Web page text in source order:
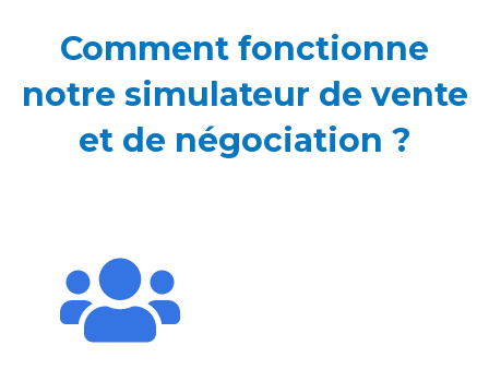
Comment fonctionne
notre simulateur de vente
et de négociation ?